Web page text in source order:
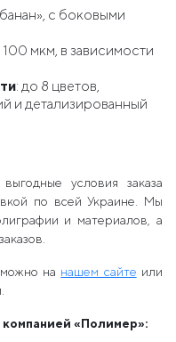
с боковыми
100 мкм, в зависимости
: до 8 цветов,
и детализированный
условия заказа
по всей Украине. Мы
и материалов, а
на нашем сайте или
«Полимер»: